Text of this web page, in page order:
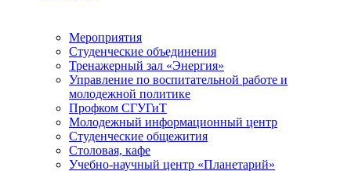
Мероприятия
Студенческие объединения
Тренажерный зал «Энергия»
Управление по воспитательной работе и
молодежной политике
Профком СГУГиТ
Молодежный информационный центр
Студенческие общежития
Столовая, кафе
Учебно-научный центр «Планетарий»